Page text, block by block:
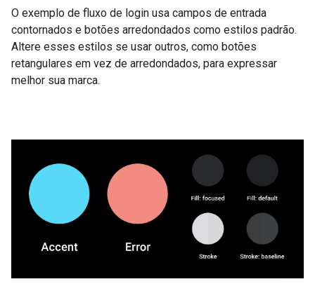
O exemplo de fluxo de login usa campos de entrada
contornados e botões arredondados como estilos padrão.
Altere esses estilos se usar outros, como botões
retangulares em vez de arredondados, para expressar
melhor sua marca.